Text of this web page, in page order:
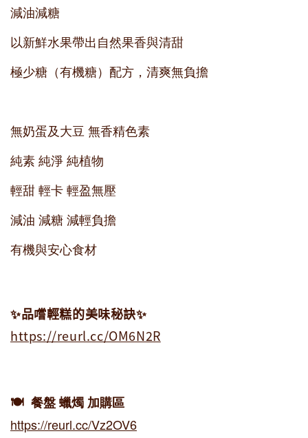
減油減糖
以新鮮水果帶出自然果香與清甜
極少糖（有機糖）配方，清爽無負擔
無奶蛋及大豆 無香精色素
純素 純淨 純植物
輕甜 輕卡 輕盈無壓
減油 減糖 減輕負擔
有機與安心食材
✨品嚐輕糕的美味秘訣✨
https://reurl.cc/OM6N2R
🍽️ 餐盤 蠟燭 加購區
https://reurl.cc/Vz2OV6